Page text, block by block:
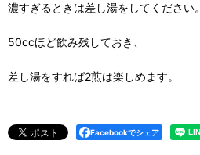
濃すぎるときは差し湯をしてください。
50ccほど飲み残しておき、
差し湯をすれば2煎は楽しめます。
Facebookでシェア